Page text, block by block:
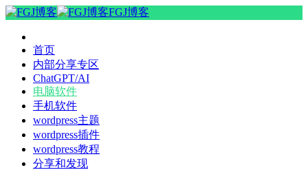
FGJ博客
首页
内部分享专区
ChatGPT/AI
电脑软件
手机软件
wordpress主题
wordpress插件
wordpress教程
分享和发现